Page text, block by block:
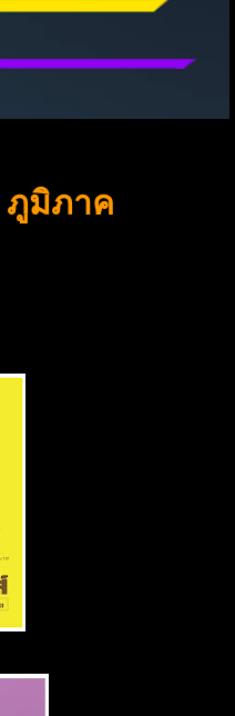
ภูมิภาค